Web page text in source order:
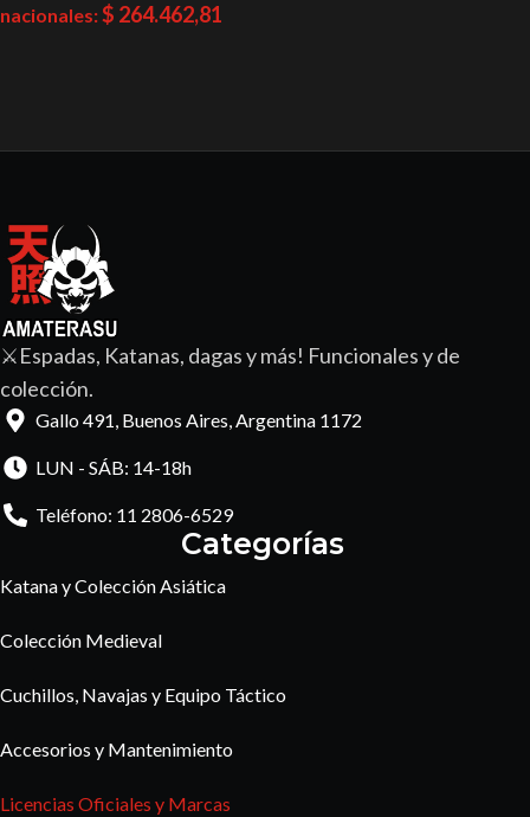
nacionales:$ 264.462,81
⚔️Espadas, Katanas, dagas y más! Funcionales y de
colección.
Gallo 491, Buenos Aires, Argentina 1172
LUN - SÁB: 14-18h
Teléfono: 11 2806-6529
Categorías
Katana y Colección Asiática
Colección Medieval
Cuchillos, Navajas y Equipo Táctico
Accesorios y Mantenimiento
Licencias Oficiales y Marcas